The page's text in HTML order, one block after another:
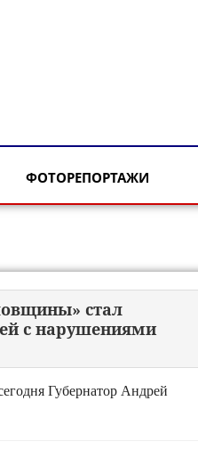
ФОТОРЕПОРТАЖИ
стал
с нарушениями
Губернатор Андрей